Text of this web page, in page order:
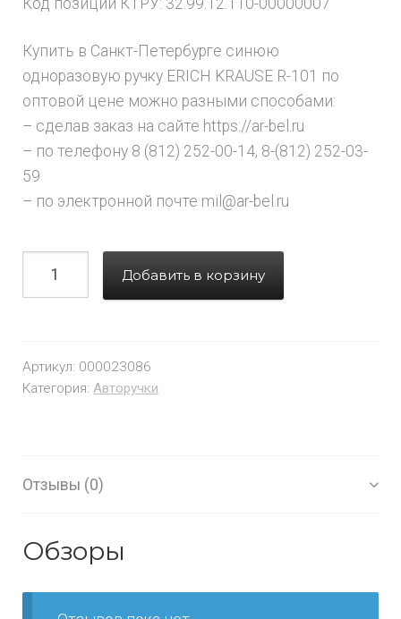
Купить в Санкт-Петербурге синюю
одноразовую ручку ERICH KRAUSE R-101 по
оптовой цене можно разными способами:
– сделав заказ на сайте https://ar-bel.ru
– по телефону 8 (812) 252-00-14, 8-(812) 252-03-
59
– по электронной почте mil@ar-bel.ru
Добавить в корзину
Артикул: 000023086
Категория: Авторучки
Отзывы (0)
Обзоры